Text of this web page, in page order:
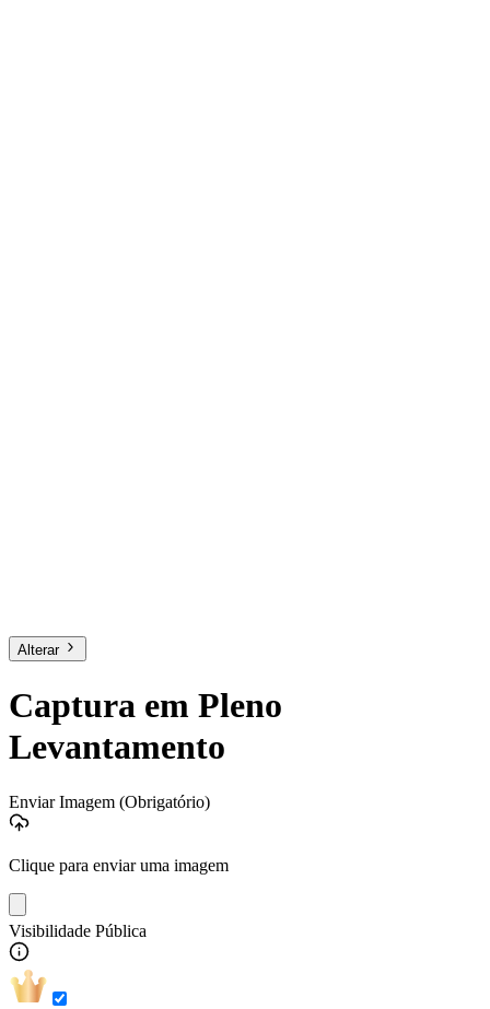
Alterar
Captura em Pleno
Levantamento
Enviar Imagem (Obrigatório)
Clique para enviar uma imagem
Visibilidade Pública